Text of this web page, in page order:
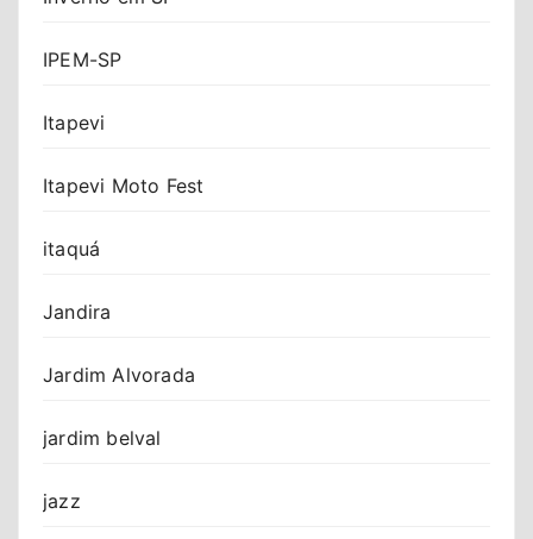
IPEM-SP
Itapevi
Itapevi Moto Fest
itaquá
Jandira
Jardim Alvorada
jardim belval
jazz